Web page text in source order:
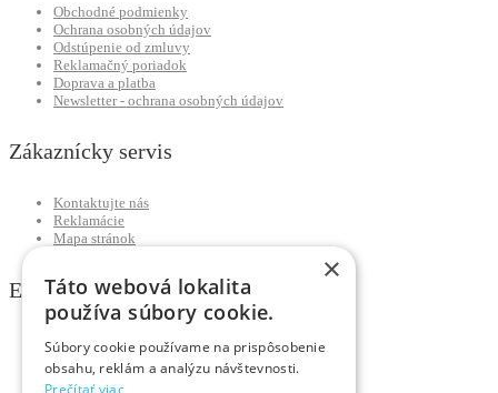
Obchodné podmienky
Ochrana osobných údajov
Odstúpenie od zmluvy
Reklamačný poriadok
Doprava a platba
Newsletter - ochrana osobných údajov
Zákaznícky servis
Kontaktujte nás
Reklamácie
Mapa stránok
Extra
Výrobcovia
Darčekové poukážky
Partnerský program
×
Táto webová lokalita
používa súbory cookie.
Súbory cookie používame na prispôsobenie
obsahu, reklám a analýzu návštevnosti.
Prečítať viac